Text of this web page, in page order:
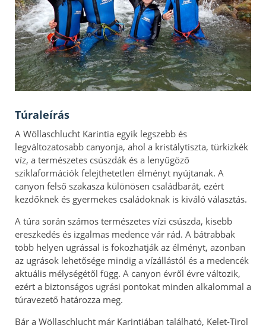
Túraleírás
A Wöllaschlucht Karintia egyik legszebb és
legváltozatosabb canyonja, ahol a kristálytiszta, türkizkék
víz, a természetes csúszdák és a lenyűgöző
sziklaformációk felejthetetlen élményt nyújtanak. A
canyon felső szakasza különösen családbarát, ezért
kezdőknek és gyermekes családoknak is kiváló választás.
A túra során számos természetes vízi csúszda, kisebb
ereszkedés és izgalmas medence vár rád. A bátrabbak
több helyen ugrással is fokozhatják az élményt, azonban
az ugrások lehetősége mindig a vízállástól és a medencék
aktuális mélységétől függ. A canyon évről évre változik,
ezért a biztonságos ugrási pontokat minden alkalommal a
túravezető határozza meg.
Bár a Wöllaschlucht már Karintiában található, Kelet-Tirol